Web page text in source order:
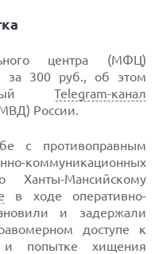
центра (МФЦ)
за 300 руб., об этом
Telegram-канал
России.
с противоправным
коммуникационных
Мансийскому
в ходе оперативно-
и задержали
доступе к
и попытке хищения